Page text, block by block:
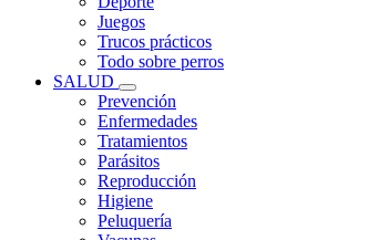
Juegos
Trucos prácticos
Todo sobre perros
SALUD
Prevención
Enfermedades
Tratamientos
Parásitos
Reproducción
Higiene
Peluquería